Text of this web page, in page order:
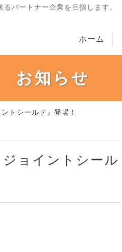
パートナー企業を目指します。
ホーム
お知らせ
トシールド』登場！
ジョイントシール